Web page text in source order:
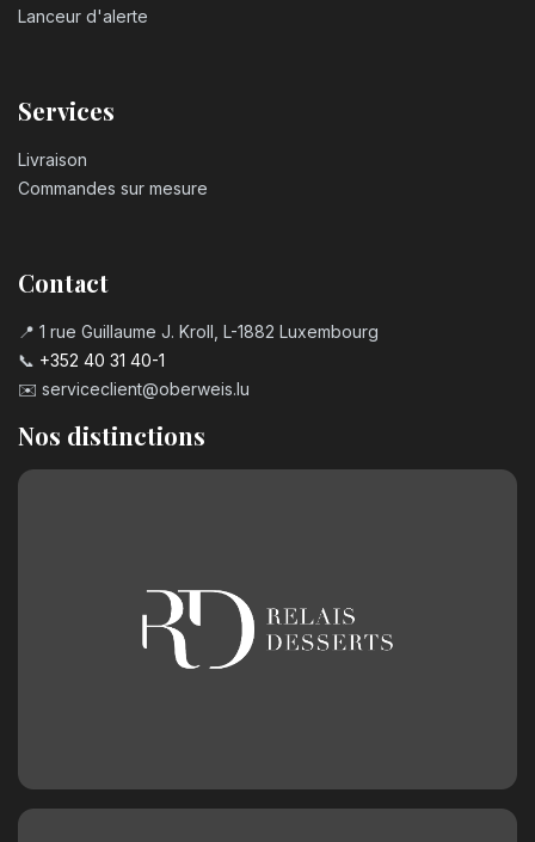
Lanceur d'alerte
Services
Livraison
Commandes sur mesure
Contact
📍 1 rue Guillaume J. Kroll, L-1882 Luxembourg
📞 +352 40 31 40-1
✉️ serviceclient@oberweis.lu
Nos distinctions